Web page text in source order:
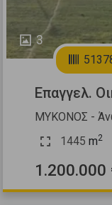
3
Επαγγελ.
ΜΥΚΟΝΟΣ -
1445 m2
1.200.000